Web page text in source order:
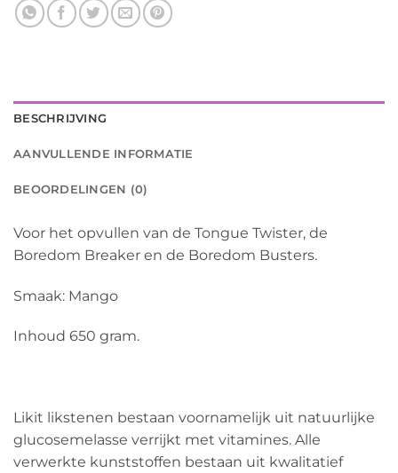
BESCHRIJVING
AANVULLENDE INFORMATIE
BEOORDELINGEN (0)
Voor het opvullen van de Tongue Twister, de
Boredom Breaker en de Boredom Busters.
Smaak: Mango
Inhoud 650 gram.
Likit likstenen bestaan ​​voornamelijk uit natuurlijke
glucosemelasse verrijkt met vitamines. Alle
verwerkte kunststoffen bestaan ​​uit kwalitatief